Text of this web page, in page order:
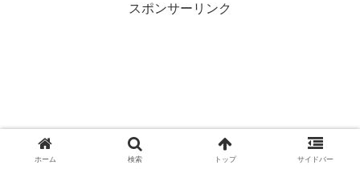
スポンサーリンク
ホーム 検索 トップ サイドバー